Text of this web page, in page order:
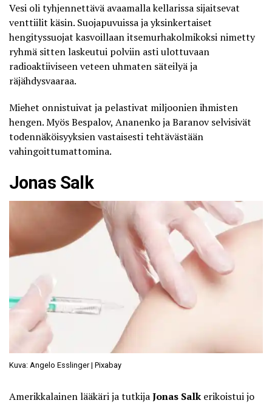
Vesi oli tyhjennettävä avaamalla kellarissa sijaitsevat
venttiilit käsin. Suojapuvuissa ja yksinkertaiset
hengityssuojat kasvoillaan itsemurhakolmikoksi nimetty
ryhmä sitten laskeutui polviin asti ulottuvaan
radioaktiiviseen veteen uhmaten säteilyä ja
räjähdysvaaraa.
Miehet onnistuivat ja pelastivat miljoonien ihmisten
hengen. Myös Bespalov, Ananenko ja Baranov selvisivät
todennäköisyyksien vastaisesti tehtävästään
vahingoittumattomina.
Jonas Salk
Kuva: Angelo Esslinger | Pixabay
Amerikkalainen lääkäri ja tutkijaJonas Salk erikoistui jo